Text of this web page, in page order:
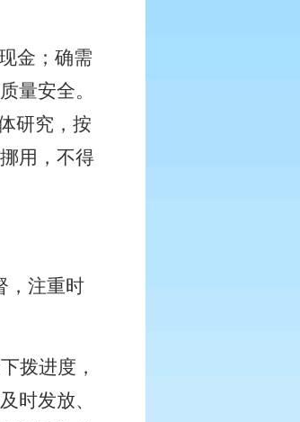
金；确需
量安全。
研究，按
用，不得
，注重时
拨进度，
时发放、